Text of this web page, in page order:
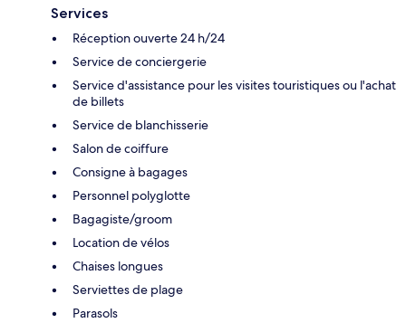
Services
Réception ouverte 24 h/24
Service de conciergerie
Service d'assistance pour les visites touristiques ou l'achat
de billets
Service de blanchisserie
Salon de coiffure
Consigne à bagages
Personnel polyglotte
Bagagiste/groom
Location de vélos
Chaises longues
Serviettes de plage
Parasols